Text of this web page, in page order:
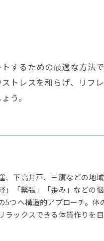
するための最適な方法
トレスを和らげ、リフ
う。
下高井戸、三鷹などの地
「緊張」「歪み」などの
つへ構造的アプローチ。
ラックスできる体質作りを